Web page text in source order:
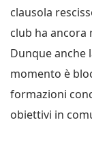
clausola
club ha ancora
Dunque anche
momento è
formazioni
obiettivi in